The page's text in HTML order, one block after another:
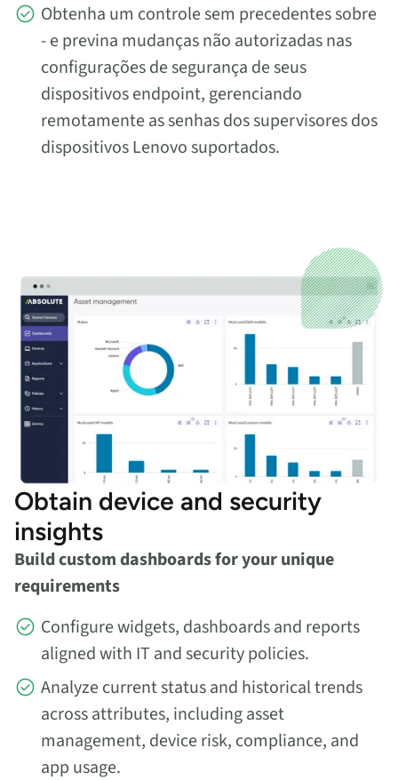
Obtenha um controle sem precedentes sobre
- e previna mudanças não autorizadas nas
configurações de segurança de seus
dispositivos endpoint, gerenciando
remotamente as senhas dos supervisores dos
dispositivos Lenovo suportados.
Obtain device and security
insights
Build custom dashboards for your unique
requirements
Configure widgets, dashboards and reports
aligned with IT and security policies.
Analyze current status and historical trends
across attributes, including asset
management, device risk, compliance, and
app usage.